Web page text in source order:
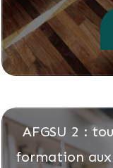
AFGSU 2 :
formation aux